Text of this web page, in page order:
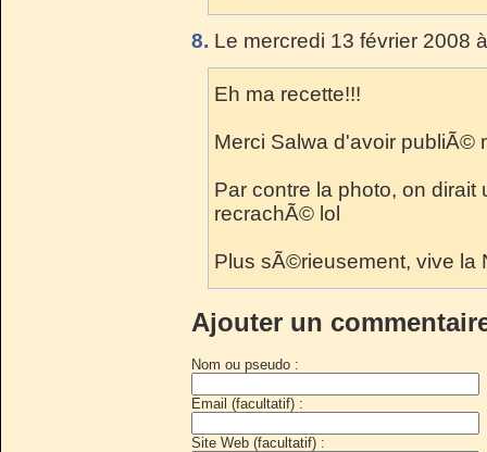
8. Le mercredi 13 février 2008
Eh ma recette!!!
Merci Salwa d'avoir publiÃ©
Par contre la photo, on
recrachÃ© lol
Plus sÃ©rieusement, vive la
Ajouter un
Nom ou pseudo :
Email (facultatif) :
Site Web (facultatif) :